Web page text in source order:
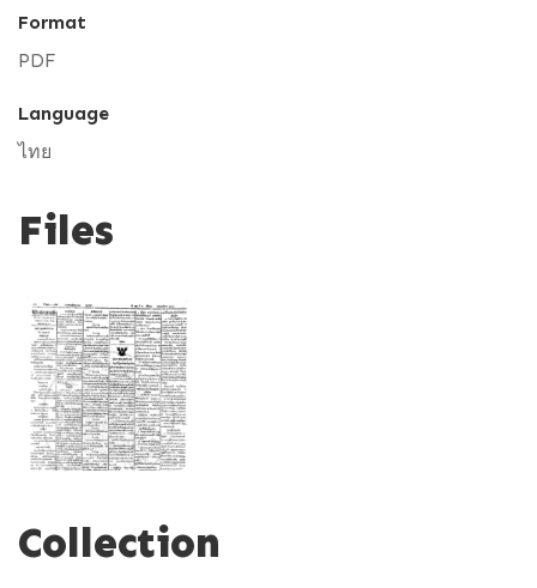
Format
PDF
Language
ไทย
Files
Collection